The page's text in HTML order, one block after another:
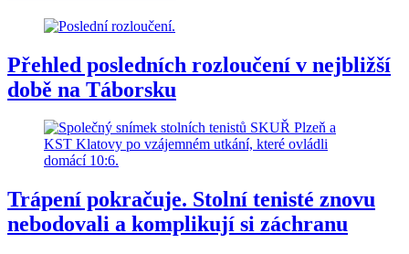
Přehled posledních rozloučení v nejbližší
době na Táborsku
Trápení pokračuje. Stolní tenisté znovu
nebodovali a komplikují si záchranu